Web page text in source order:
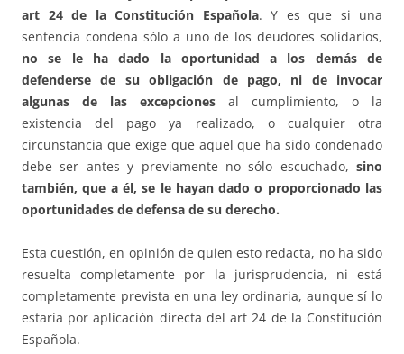
art 24 de la Constitución Española. Y es que si una
sentencia condena sólo a uno de los deudores solidarios,
no se le ha dado la oportunidad a los demás de
defenderse de su obligación de pago, ni de invocar
algunas de las excepciones al cumplimiento, o la
existencia del pago ya realizado, o cualquier otra
circunstancia que exige que aquel que ha sido condenado
debe ser antes y previamente no sólo escuchado, sino
también, que a él, se le hayan dado o proporcionado las
oportunidades de defensa de su derecho.
Esta cuestión, en opinión de quien esto redacta, no ha sido
resuelta completamente por la jurisprudencia, ni está
completamente prevista en una ley ordinaria, aunque sí lo
estaría por aplicación directa del art 24 de la Constitución
Española.